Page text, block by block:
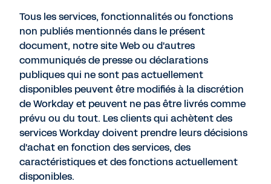
Tous les services, fonctionnalités ou fonctions
non publiés mentionnés dans le présent
document, notre site Web ou d'autres
communiqués de presse ou déclarations
publiques qui ne sont pas actuellement
disponibles peuvent être modifiés à la discrétion
de Workday et peuvent ne pas être livrés comme
prévu ou du tout. Les clients qui achètent des
services Workday doivent prendre leurs décisions
d'achat en fonction des services, des
caractéristiques et des fonctions actuellement
disponibles.